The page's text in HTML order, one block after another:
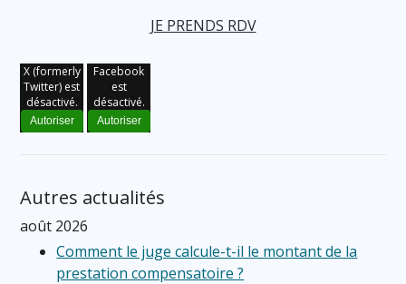
JE PRENDS RDV
X (formerly
Twitter) est
désactivé.
Autoriser
Facebook
est
désactivé.
Autoriser
Autres actualités
août 2026
Comment le juge calcule-t-il le montant de la
prestation compensatoire ?